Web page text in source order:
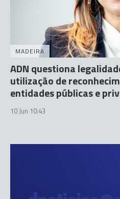
MADEIRA
ADN questiona
utilização de
entidades públicas e
10 Jun 10:43